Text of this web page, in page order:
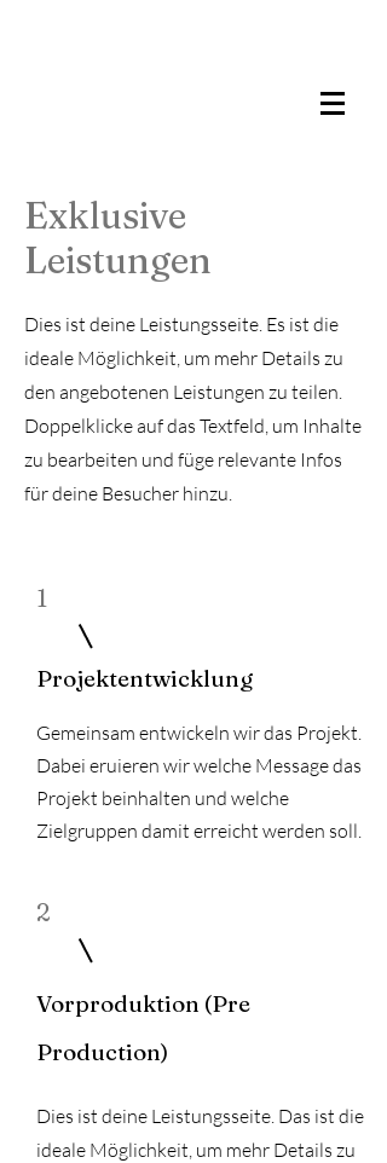
Exklusive
Leistungen
Dies ist deine Leistungsseite. Es ist die
ideale Möglichkeit, um mehr Details zu
den angebotenen Leistungen zu teilen.
Doppelklicke auf das Textfeld, um Inhalte
zu bearbeiten und füge relevante Infos
für deine Besucher hinzu.
1
Projektentwicklung
Gemeinsam entwickeln wir das Projekt.
Dabei eruieren wir welche Message das
Projekt beinhalten und welche
Zielgruppen damit erreicht werden soll.
2
Vorproduktion (Pre
Production)
Dies ist deine Leistungsseite. Das ist die
ideale Möglichkeit, um mehr Details zu